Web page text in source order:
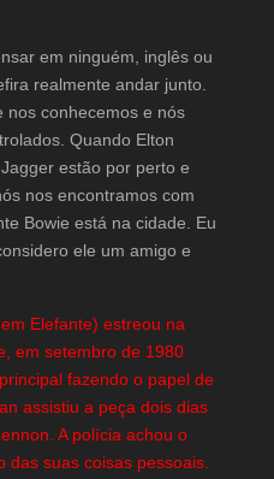
em ninguém, inglês ou
realmente andar junto.
nos conhecemos e nós
Quando Elton
estão por perto e
nos encontramos com
Bowie está na cidade. Eu
ele um amigo e
Elefante) estreou na
em setembro de 1980
fazendo o papel de
assistiu a peça dois dias
A polícia achou o
das suas coisas pessoais.